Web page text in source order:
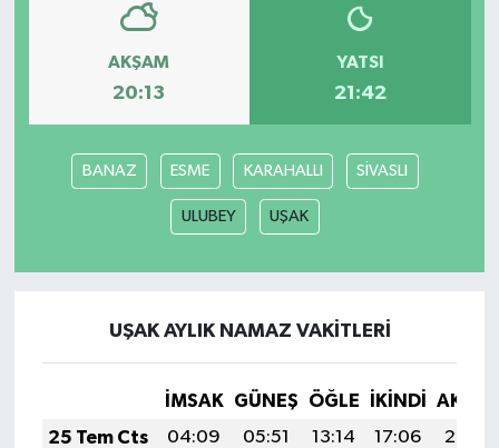
AKŞAM
20:13
YATSI
21:42
BANAZ ESME KARAHALLI SİVASLI
ULUBEY UŞAK
UŞAK AYLIK NAMAZ VAKITLERI
İMSAK GÜNEŞ ÖĞLE İKINDI
25 Tem Cts
04:09 05:51 13:14 17:06
20:27